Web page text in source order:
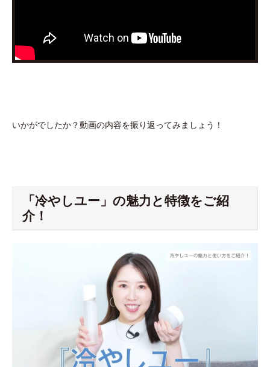
いかがでしたか？動画の内容を振り返ってみましょう！
「冷やしユー」の魅力と特徴をご紹
介！